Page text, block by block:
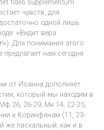
fides suppleméntum
чувств, для
одной лишь
«Видит вера
Для понимания этого
нам сегодня
от Иоанна дополняет
который мы находим в
26, 26-29; Мк 14, 22-25;
к Коринфянам (11, 23-
же пасхальный, как и в